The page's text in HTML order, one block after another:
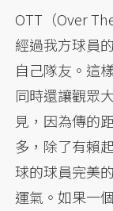
OTT（Over
經過我方球員
自己隊友。這
同時還讓觀眾
見，因為傳的
多，除了有賴
球的球員完美
運氣。如果一